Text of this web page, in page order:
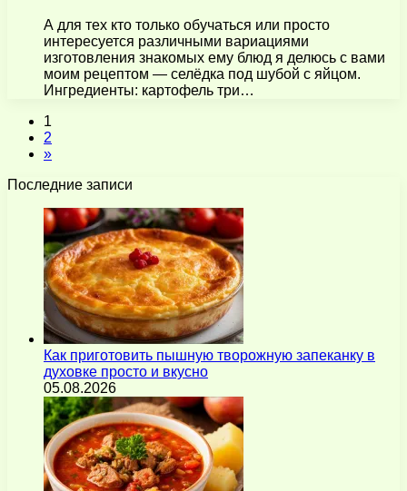
А для тех кто только обучаться или просто
интересуется различными вариациями
изготовления знакомых ему блюд я делюсь с вами
моим рецептом — селёдка под шубой с яйцом.
Ингредиенты: картофель три…
1
2
»
Последние записи
Как приготовить пышную творожную запеканку в
духовке просто и вкусно
05.08.2026